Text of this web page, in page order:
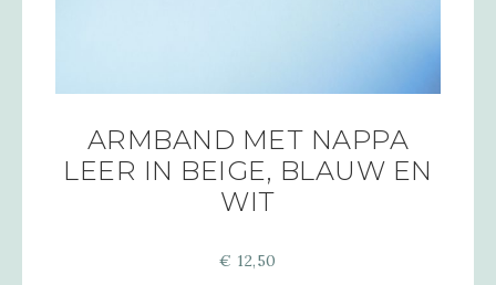
ARMBAND MET NAPPA
LEER IN BEIGE, BLAUW EN
WIT
€ 12,50